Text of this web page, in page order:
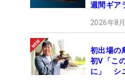
週間ギア
2026年8
初出場の
初V「こ
に」 シ